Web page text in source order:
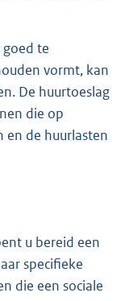
goed te
vormt, kan
De huurtoeslag
die op
en de huurlasten
u bereid een
specifieke
die een sociale